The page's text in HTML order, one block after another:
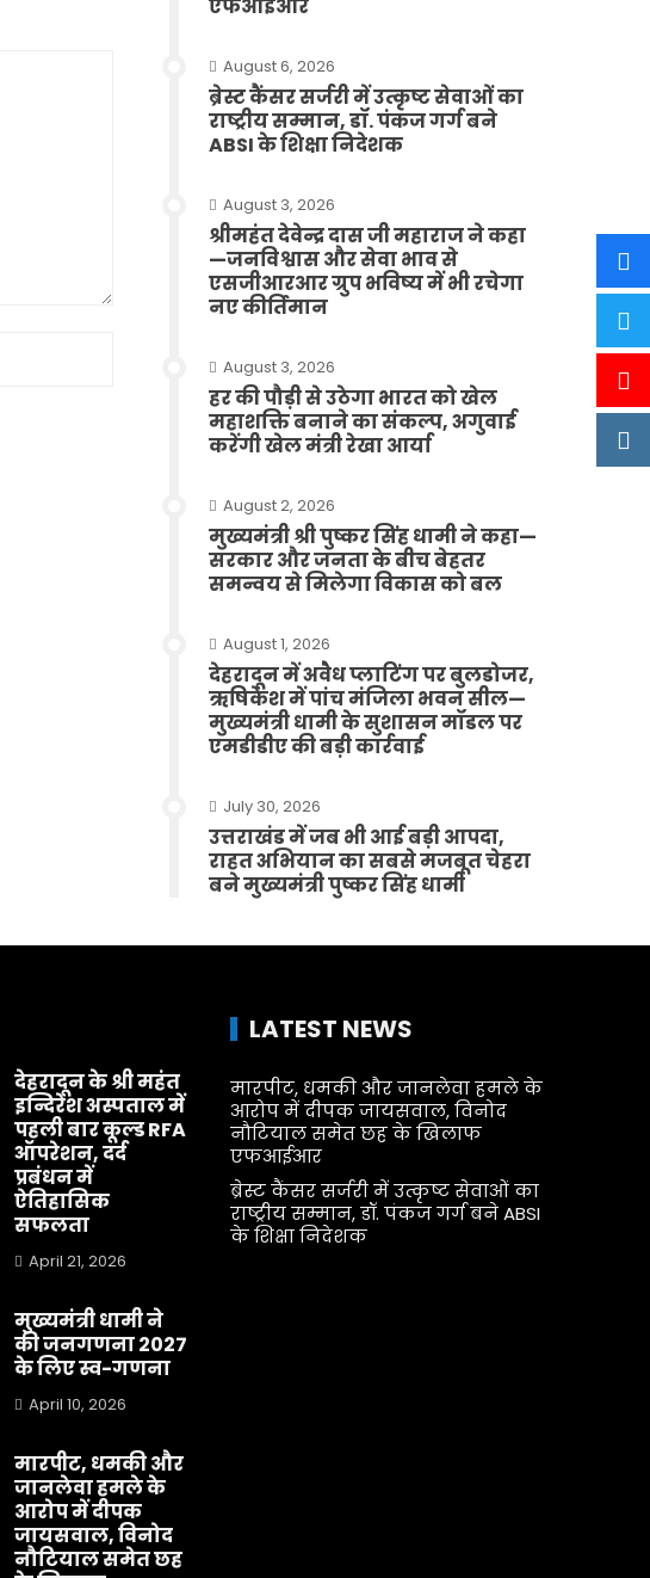
एफआईआर
August 6, 2026
ब्रेस्ट कैंसर सर्जरी में उत्कृष्ट सेवाओं का
राष्ट्रीय सम्मान, डॉ. पंकज गर्ग बने
ABSI के शिक्षा निदेशक
August 3, 2026
श्रीमहंत देवेन्द्र दास जी महाराज ने कहा
—जनविश्वास और सेवा भाव से
एसजीआरआर ग्रुप भविष्य में भी रचेगा
नए कीर्तिमान
August 3, 2026
हर की पौड़ी से उठेगा भारत को खेल
महाशक्ति बनाने का संकल्प, अगुवाई
करेंगी खेल मंत्री रेखा आर्या
August 2, 2026
मुख्यमंत्री श्री पुष्कर सिंह धामी ने कहा—
सरकार और जनता के बीच बेहतर
समन्वय से मिलेगा विकास को बल
August 1, 2026
देहरादून में अवैध प्लाटिंग पर बुलडोजर,
ऋषिकेश में पांच मंजिला भवन सील—
मुख्यमंत्री धामी के सुशासन मॉडल पर
एमडीडीए की बड़ी कार्रवाई
July 30, 2026
उत्तराखंड में जब भी आई बड़ी आपदा,
राहत अभियान का सबसे मजबूत चेहरा
बने मुख्यमंत्री पुष्कर सिंह धामी
देहरादून के श्री महंत
इन्दिरेश अस्पताल में
पहली बार कूल्ड RFA
ऑपरेशन, दर्द
प्रबंधन में
ऐतिहासिक
सफलता
April 21, 2026
मुख्यमंत्री धामी ने
की जनगणना 2027
के लिए स्व-गणना
April 10, 2026
मारपीट, धमकी और
जानलेवा हमले के
आरोप में दीपक
जायसवाल, विनोद
नौटियाल समेत छह
LATEST NEWS
मारपीट, धमकी और जानलेवा हमले के
आरोप में दीपक जायसवाल, विनोद
नौटियाल समेत छह के खिलाफ
एफआईआर
ब्रेस्ट कैंसर सर्जरी में उत्कृष्ट सेवाओं का
राष्ट्रीय सम्मान, डॉ. पंकज गर्ग बने ABSI
के शिक्षा निदेशक